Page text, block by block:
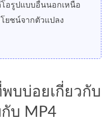
อรูปแบบอื่นนอกเหนือ
ยชน์จากตัวแปลง
บบ่อยเกี่ยวกับ
บ MP4